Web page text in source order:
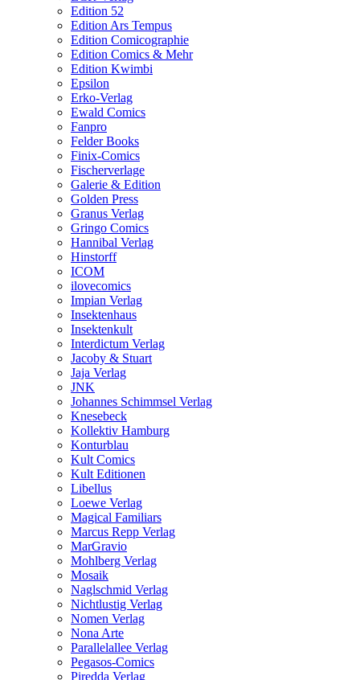
Edition 52
Edition Ars Tempus
Edition Comicographie
Edition Comics & Mehr
Edition Kwimbi
Epsilon
Erko-Verlag
Ewald Comics
Fanpro
Felder Books
Finix-Comics
Fischerverlage
Galerie & Edition
Golden Press
Granus Verlag
Gringo Comics
Hannibal Verlag
Hinstorff
ICOM
ilovecomics
Impian Verlag
Insektenhaus
Insektenkult
Interdictum Verlag
Jacoby & Stuart
Jaja Verlag
JNK
Johannes Schimmsel Verlag
Knesebeck
Kollektiv Hamburg
Konturblau
Kult Comics
Kult Editionen
Libellus
Loewe Verlag
Magical Familiars
Marcus Repp Verlag
MarGravio
Mohlberg Verlag
Mosaik
Naglschmid Verlag
Nichtlustig Verlag
Nomen Verlag
Nona Arte
Parallelallee Verlag
Pegasos-Comics
Piredda Verlag